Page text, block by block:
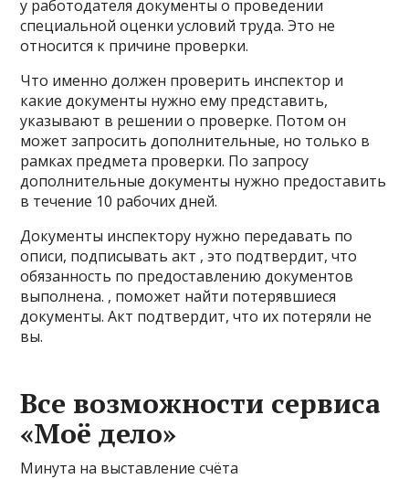
у работодателя документы о проведении
специальной оценки условий труда. Это не
относится к причине проверки.
Что именно должен проверить инспектор и
какие документы нужно ему представить,
указывают в решении о проверке. Потом он
может запросить дополнительные, но только в
рамках предмета проверки. По запросу
дополнительные документы нужно предоставить
в течение 10 рабочих дней.
Документы инспектору нужно передавать по
описи, подписывать акт , это подтвердит, что
обязанность по предоставлению документов
выполнена. , поможет найти потерявшиеся
документы. Акт подтвердит, что их потеряли не
вы.
Все возможности сервиса
«Моё дело»
Минута на выставление счёта